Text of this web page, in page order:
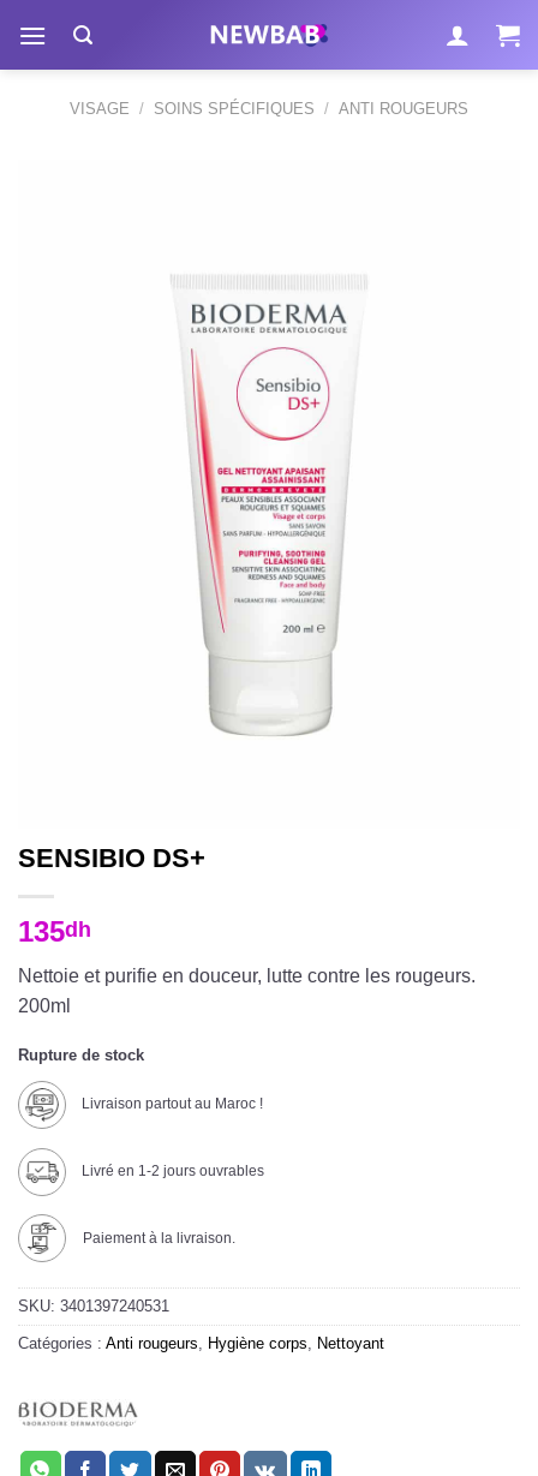
contenu
VISAGE / SOINS SPÉCIFIQUES / ANTI ROUGEURS
SENSIBIO DS+
135dh
Nettoie et purifie en douceur, lutte contre les rougeurs.
200ml
Rupture de stock
Livraison partout au Maroc !
Livré en 1-2 jours ouvrables
Paiement à la livraison.
SKU: 3401397240531
Catégories : Anti rougeurs Hygiène corps Nettoyant